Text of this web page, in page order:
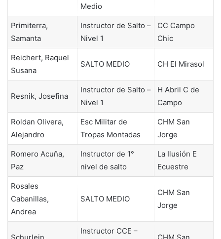
Medio
Primiterra,
Samanta
Instructor de Salto –
Nivel 1
CC Campo
Chic
Reichert, Raquel
Susana
SALTO MEDIO CH El Mirasol
Resnik, Josefina
Instructor de Salto –
Nivel 1
H Abril C de
Campo
Roldan Olivera,
Alejandro
Esc Militar de
Tropas Montadas
CHM San
Jorge
Romero Acuña,
Paz
Instructor de 1°
nivel de salto
La Ilusión E
Ecuestre
Rosales
Cabanillas,
Andrea
SALTO MEDIO
CHM San
Jorge
Instructor CCE –